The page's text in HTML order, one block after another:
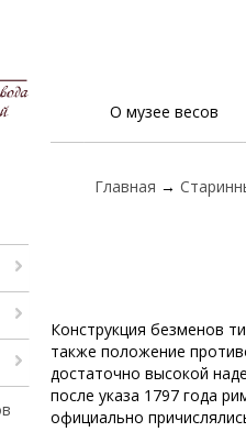
О музее весов
Главная →
Конструкция безменов
также положение
достаточно высокой
после указа 1797 года
официально